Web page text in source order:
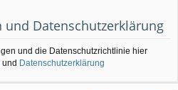
Datenschutzerklärung
und die Datenschutzrichtlinie hier
und Datenschutzerklärung